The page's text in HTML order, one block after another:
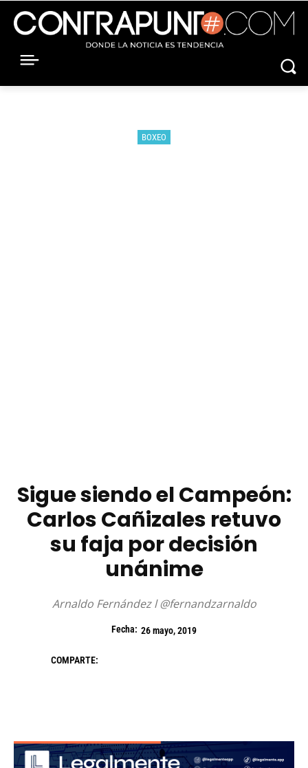
BOXEO
Sigue siendo el Campeón:
Carlos Cañizales retuvo
su faja por decisión
unánime
Arnaldo Fernández l @fernandzarnaldo
Fecha: 26 mayo, 2019
COMPARTE: